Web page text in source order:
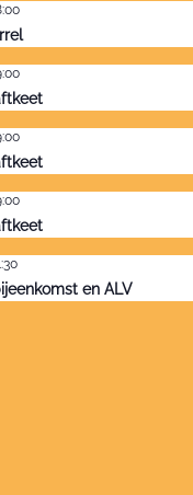
en ALV